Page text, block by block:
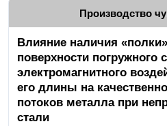
Производство
Влияние наличия
поверхности погружного
электромагнитного
его длины на
потоков металла при
стали